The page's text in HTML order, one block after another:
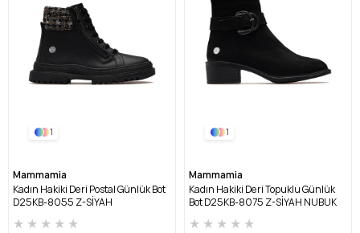
1
Mammamia
Kadın Hakiki Deri Postal Günlük Bot
D25KB-8055 Z-SİYAH
★ ★ ★ ★ ★
1
Mammamia
Kadın Hakiki Deri Topuklu Günlük
Bot D25KB-8075 Z-SİYAH NUBUK
★ ★ ★ ★ ★